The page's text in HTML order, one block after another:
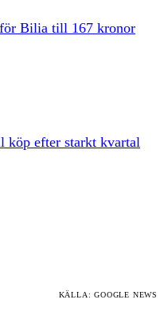
Bilia till 167 kronor
köp efter starkt kvartal
KÄLLA: GOOGLE NEWS